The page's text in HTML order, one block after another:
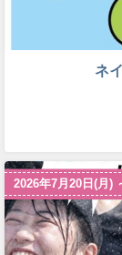
ネ
2026年7月20日(月)